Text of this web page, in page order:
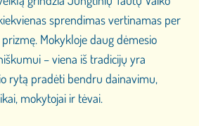
sprendimas vertinamas per
Mokykloje daug dėmesio
– viena iš tradicijų yra
rytą pradėti bendru dainavimu,
mokytojai ir tėvai.